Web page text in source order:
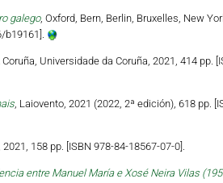
galego, Oxford, Bern, Berlin, Bruxelles, New
b19161].
Coruña, Universidade da Coruña, 2021, 414 pp.
, Laiovento, 2021 (2022, 2ª edición), 618 pp.
158 pp. [ISBN 978-84-18567-07-0].
entre Manuel María e Xosé Neira Vilas